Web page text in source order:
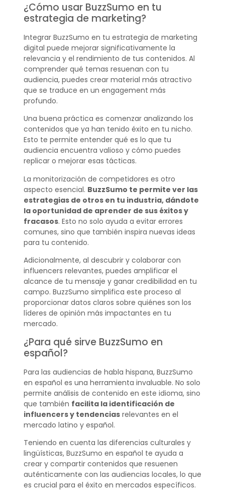
¿Cómo usar BuzzSumo en tu
estrategia de marketing?
Integrar BuzzSumo en tu estrategia de marketing
digital puede mejorar significativamente la
relevancia y el rendimiento de tus contenidos. Al
comprender qué temas resuenan con tu
audiencia, puedes crear material más atractivo
que se traduce en un engagement más
profundo.
Una buena práctica es comenzar analizando los
contenidos que ya han tenido éxito en tu nicho.
Esto te permite entender qué es lo que tu
audiencia encuentra valioso y cómo puedes
replicar o mejorar esas tácticas.
La monitorización de competidores es otro
aspecto esencial. BuzzSumo te permite ver las
estrategias de otros en tu industria, dándote
la oportunidad de aprender de sus éxitos y
fracasos. Esto no solo ayuda a evitar errores
comunes, sino que también inspira nuevas ideas
para tu contenido.
Adicionalmente, al descubrir y colaborar con
influencers relevantes, puedes amplificar el
alcance de tu mensaje y ganar credibilidad en tu
campo. BuzzSumo simplifica este proceso al
proporcionar datos claros sobre quiénes son los
líderes de opinión más impactantes en tu
mercado.
¿Para qué sirve BuzzSumo en
español?
Para las audiencias de habla hispana, BuzzSumo
en español es una herramienta invaluable. No solo
permite análisis de contenido en este idioma, sino
que también facilita la identificación de
influencers y tendenciasrelevantes en el
mercado latino y español.
Teniendo en cuenta las diferencias culturales y
lingüísticas, BuzzSumo en español te ayuda a
crear y compartir contenidos que resuenen
auténticamente con las audiencias locales, lo que
es crucial para el éxito en mercados específicos.